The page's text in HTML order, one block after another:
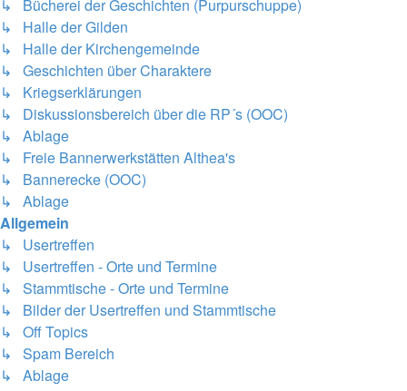
↳ Bücherei der Geschichten (Purpurschuppe)
↳ Halle der Gilden
↳ Halle der Kirchengemeinde
↳ Geschichten über Charaktere
↳ Kriegserklärungen
↳ Diskussionsbereich über die RP´s (OOC)
↳ Ablage
↳ Freie Bannerwerkstätten Althea's
↳ Bannerecke (OOC)
↳ Ablage
Allgemein
↳ Usertreffen
↳ Usertreffen - Orte und Termine
↳ Stammtische - Orte und Termine
↳ Bilder der Usertreffen und Stammtische
↳ Off Topics
↳ Spam Bereich
↳ Ablage